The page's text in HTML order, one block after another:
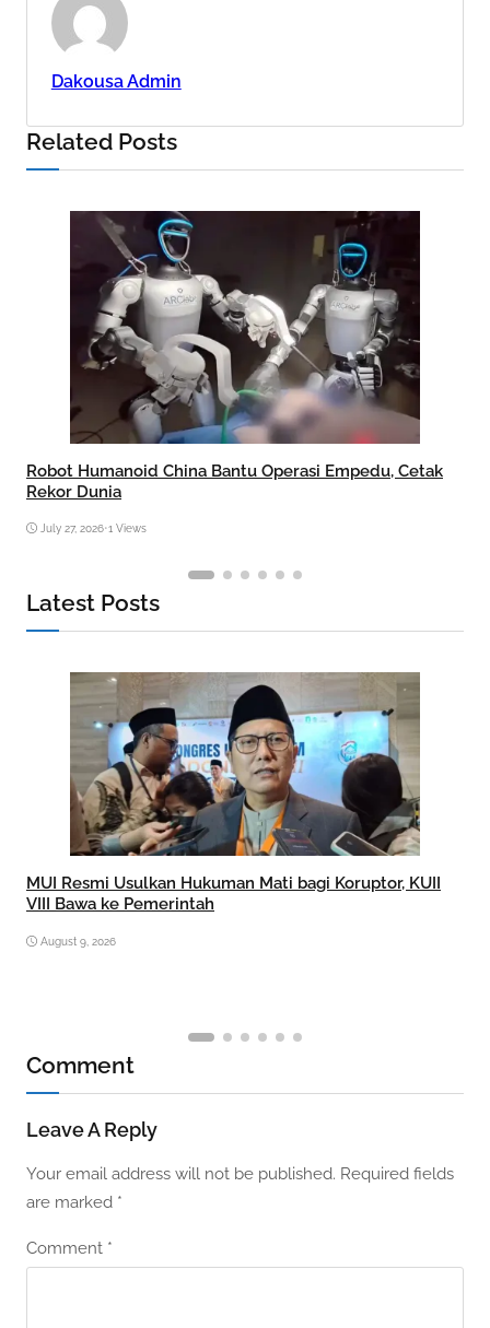
Dakousa Admin
Related Posts
Robot Humanoid China Bantu Operasi Empedu, Cetak
Rekor Dunia
July 27, 2026•1 Views
Latest Posts
MUI Resmi Usulkan Hukuman Mati bagi Koruptor, KUII
VIII Bawa ke Pemerintah
August 9, 2026
Comment
Leave A Reply
Your email address will not be published. Required fields
are marked *
Comment *